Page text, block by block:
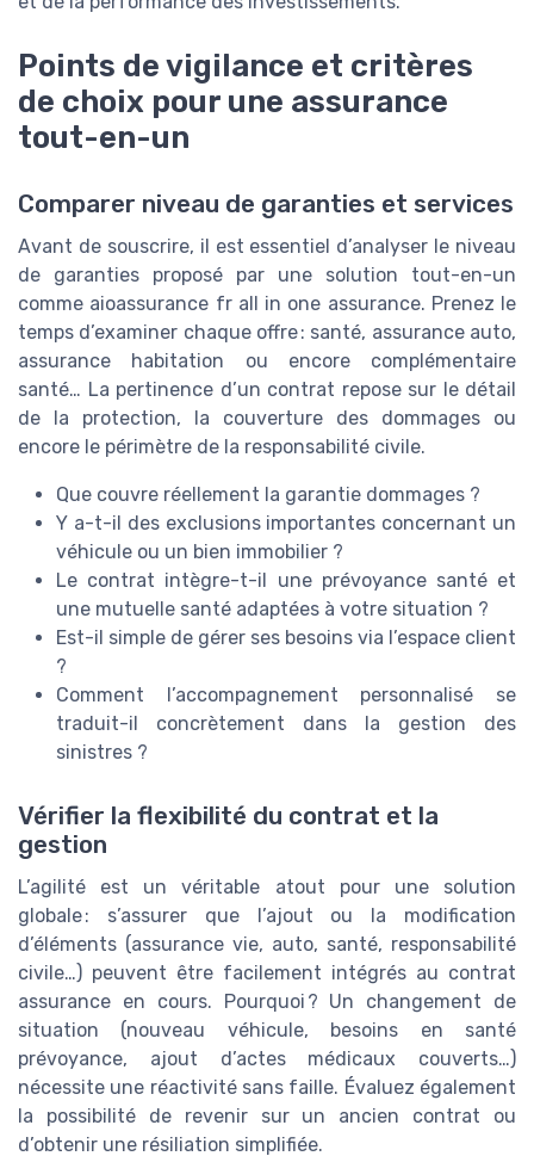
Points de vigilance et critères
de choix pour une assurance
tout-en-un
Comparer niveau de garanties et services
Avant de souscrire, il est essentiel d’analyser le niveau
de garanties proposé par une solution tout-en-un
comme aioassurance fr all in one assurance. Prenez le
temps d’examiner chaque offre : santé, assurance auto,
assurance habitation ou encore complémentaire
santé… La pertinence d’un contrat repose sur le détail
de la protection, la couverture des dommages ou
encore le périmètre de la responsabilité civile.
Que couvre réellement la garantie dommages ?
Y a-t-il des exclusions importantes concernant un
véhicule ou un bien immobilier ?
Le contrat intègre-t-il une prévoyance santé et
une mutuelle santé adaptées à votre situation ?
Est-il simple de gérer ses besoins via l’espace client
?
Comment l’accompagnement personnalisé se
traduit-il concrètement dans la gestion des
sinistres ?
Vérifier la flexibilité du contrat et la
gestion
L’agilité est un véritable atout pour une solution
globale : s’assurer que l’ajout ou la modification
d’éléments (assurance vie, auto, santé, responsabilité
civile…) peuvent être facilement intégrés au contrat
assurance en cours. Pourquoi ? Un changement de
situation (nouveau véhicule, besoins en santé
prévoyance, ajout d’actes médicaux couverts…)
nécessite une réactivité sans faille. Évaluez également
la possibilité de revenir sur un ancien contrat ou
d’obtenir une résiliation simplifiée.